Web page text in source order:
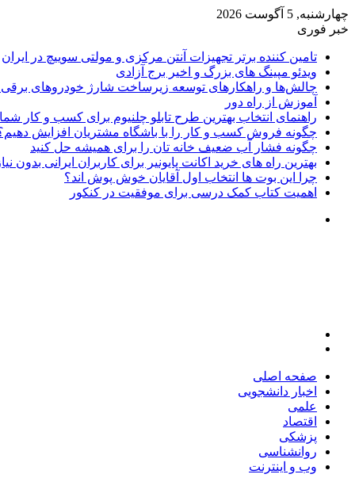
چهارشنبه, 5 آگوست 2026
خبر فوری
تامین کننده برتر تجهیزات آنتن مرکزی و مولتی سوییچ در ایران
ویدئو مپینگ های بزرگ و اخیر برج آزادی
چالش‌ها و راهکارهای توسعه زیرساخت شارژ خودروهای برقی
آموزش از راه دور
راهنمای انتخاب بهترین طرح تابلو چلنیوم برای کسب و کار شما
چگونه فروش کسب و کار را با باشگاه مشتریان افزایش
چگونه فشار آب ضعیف خانه تان را برای همیشه حل کنید
بهترین راه های خرید اکانت پایونیر برای کاربران ایرانی بدون
چرا این بوت ها انتخاب اول آقایان خوش پوش اند؟
اهمیت کتاب کمک درسی برای موفقیت در کنکور
صفحه اصلی
اخبار دانشجویی
علمی
اقتصاد
پزشکی
روانشناسی
وب و اینترنت